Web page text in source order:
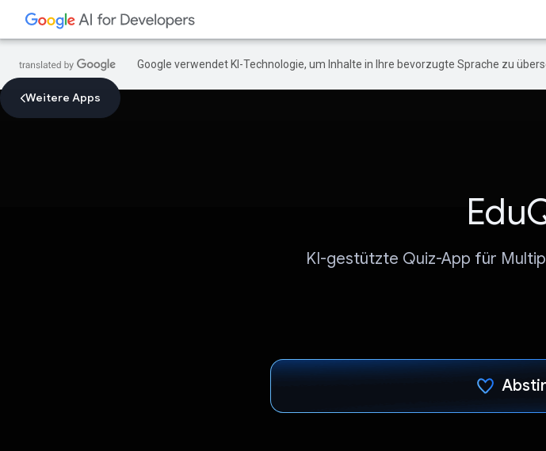
Google verwendet KI-Technologie, um Inhalte in Ihre bevorzugte Sprache zu
Weitere Apps
KI-gestützte Quiz-App für